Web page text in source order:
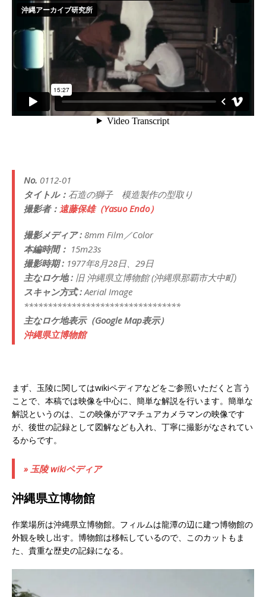
No. 0112-01
タイトル： 石造の獅子 模造製作の型取り
撮影者： 遠藤保雄（Yasuo Endo）
撮影メディア : 8mm Film／Color
本編時間： 15m23s
撮影時期 : 1977年8月28日、29日
主なロケ地 : 旧 沖縄県立博物館 (沖縄県那覇市大中町)
スキャン方式 :Aerial Image
*********************************
主なロケ地表示（Google Map表示）
沖縄県立博物館
まず、玉陵に関してはwikiペディアなどをご参照いただくと言う
ことで、本稿では映像を中心に、簡単な解説を行います。簡単な
解説というのは、この映像がアマチュアカメラマンの映像です
が、後世の記録として図解なども入れ、丁寧に撮影がなされてい
るからです。
» 玉陵 wikiペディア
沖縄県立博物館
作業場所は沖縄県立博物館。フィルムは龍潭の辺に建つ博物館の
外観を映し出す。博物館は移転しているので、このカットもま
た、貴重な歴史の記録になる。